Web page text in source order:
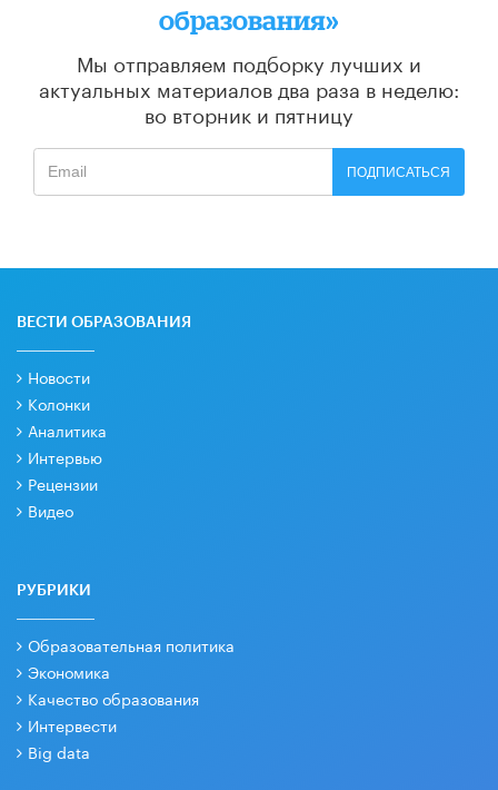
образования»
Мы отправляем подборку лучших и
актуальных материалов два раза в неделю:
во вторник и пятницу
ПОДПИСАТЬСЯ
ВЕСТИ ОБРАЗОВАНИЯ
Новости
Колонки
Аналитика
Интервью
Рецензии
Видео
РУБРИКИ
Образовательная политика
Экономика
Качество образования
Интервести
Big data